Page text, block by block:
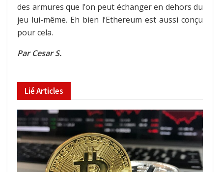
des armures que l’on peut échanger en dehors du
jeu lui-même. Eh bien l’Ethereum est aussi conçu
pour cela.
Par Cesar S.
LiéArticles